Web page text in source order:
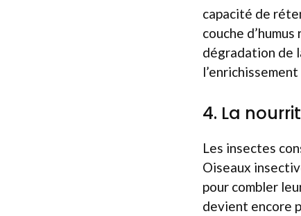
capacité de
couche
dégradation de
4. La
Les insectes
Oiseaux
pour combler
devient encore